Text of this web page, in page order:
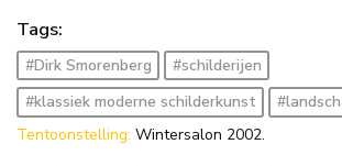
Tags:
#Dirk Smorenberg
#schilderijen
#klassiek moderne schilderkunst
Tentoonstelling: Wintersalon 2002.